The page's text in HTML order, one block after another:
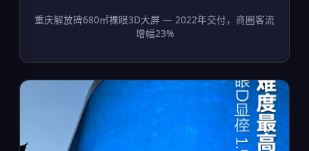
重庆解放碑680㎡裸眼3D大屏 — 2022年交付，商圈客流
增幅23%